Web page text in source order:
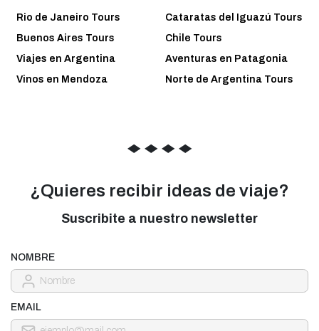
Rio de Janeiro Tours
Cataratas del Iguazú Tours
Buenos Aires Tours
Chile Tours
Viajes en Argentina
Aventuras en Patagonia
Vinos en Mendoza
Norte de Argentina Tours
◆ ◆ ◆ ◆
¿Quieres recibir ideas de viaje?
Suscribite a nuestro newsletter
NOMBRE
EMAIL